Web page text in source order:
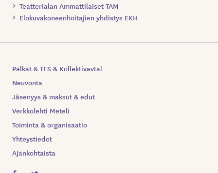
Teatterialan Ammattilaiset TAM
Elokuvakoneenhoitajien yhdistys EKH
Palkat & TES & Kollektivavtal
Neuvonta
Jäsenyys & maksut & edut
Verkkolehti Meteli
Toiminta & organisaatio
Yhteystiedot
Ajankohtaista